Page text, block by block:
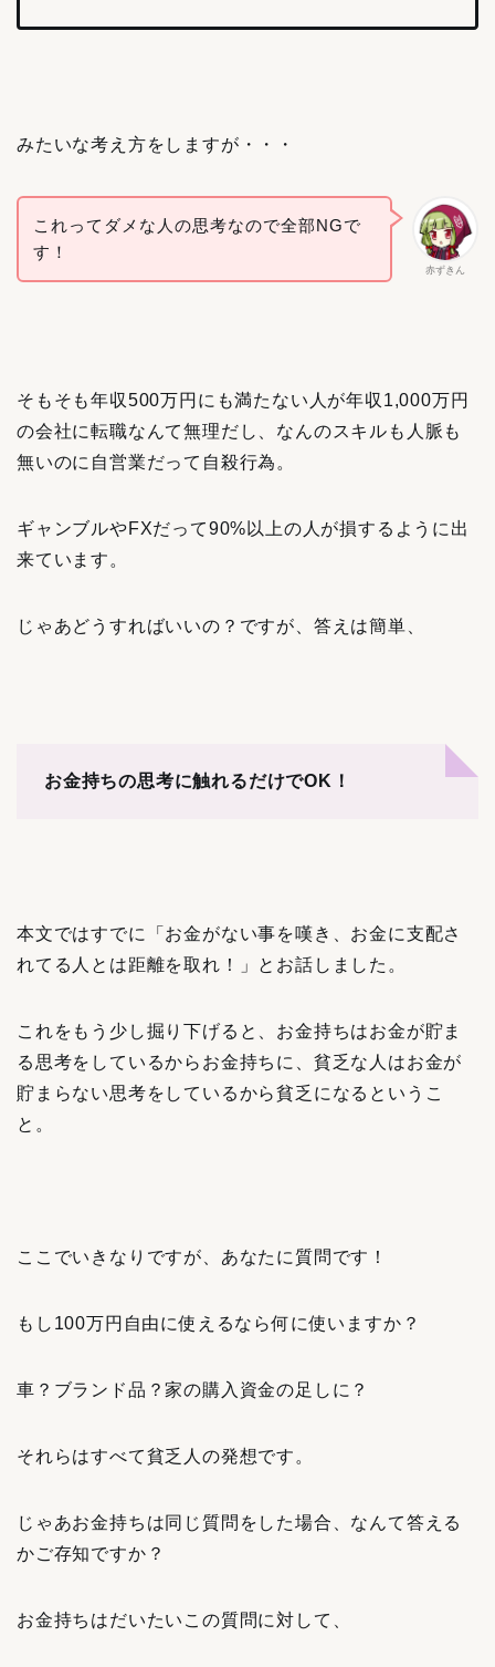
みたいな考え方をしますが・・・
赤ずきん
これってダメな人の思考なので全部NGで
す！
そもそも年収500万円にも満たない人が年収1,000万円
の会社に転職なんて無理だし、なんのスキルも人脈も
無いのに自営業だって自殺行為。
ギャンブルやFXだって90%以上の人が損するように出
来ています。
じゃあどうすればいいの？ですが、答えは簡単、
お金持ちの思考に触れるだけでOK！
本文ではすでに「お金がない事を嘆き、お金に支配さ
れてる人とは距離を取れ！」とお話しました。
これをもう少し掘り下げると、お金持ちはお金が貯ま
る思考をしているからお金持ちに、貧乏な人はお金が
貯まらない思考をしているから貧乏になるというこ
と。
ここでいきなりですが、あなたに質問です！
もし100万円自由に使えるなら何に使いますか？
車？ブランド品？家の購入資金の足しに？
それらはすべて貧乏人の発想です。
じゃあお金持ちは同じ質問をした場合、なんて答える
かご存知ですか？
お金持ちはだいたいこの質問に対して、